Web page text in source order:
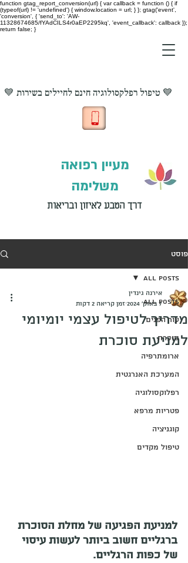
function gtag_report_conversion(url) { var callback = function () { if
(typeof(url) != 'undefined') { window.location = url; } }; gtag('event',
'conversion', { 'send_to': 'AW-
11328674685/fYAdCILS4r0aEP2295kq', 'event_callback': callback });
return false; }
💙 טיפול רפלקסולוגיה חינם לחיילים בשירות 💙
מעיין רפואה
משלימה
דרך הטבע לאיזון ובריאות
פוסט
All Posts
עור הפנים
סוכרת
ארומתרפיה
המערכת האנרגטית
רפלוקסולוגיה
פטריות מרפא
קוגניציה
טיפול מקדים
All Posts
מדריך לטיפול עצמי יומיומי
למניעת סוכרת
אירנה גינדין
7 באוק׳ 2024
זמן קריאה 2 דקות
למניעת הפגיעה של מחלת הסוכרת
ברגליים חשוב ביותר לעשות עיסוי
של כפות הרגליים.